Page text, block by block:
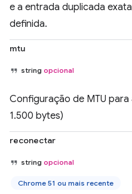
e a entrada duplicada
definida.
mtu
string opcional
Configuração de MTU
1.500 bytes)
reconectar
string opcional
Chrome 51 ou mais recente